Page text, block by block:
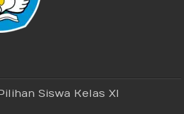
Siswa Kelas XI